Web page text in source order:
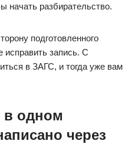
начать разбирательство.
подготовленного
исправить запись. С
в ЗАГС, и тогда уже вам
в одном
через